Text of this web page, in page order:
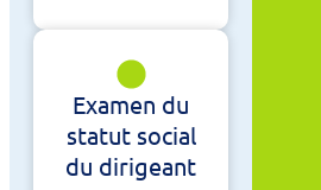
Examen du
statut social
du dirigeant